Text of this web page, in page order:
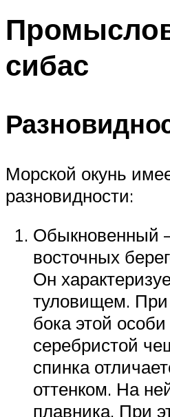
сибас
Морской окунь
разновидности:
Обыкновенный
восточных
Он
туловищем. При
бока этой
серебристой
спинка
оттенком. На
плавника. При